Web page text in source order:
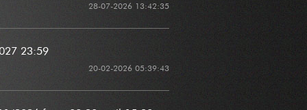
28-07-2026 13:42:35
23:59
20-02-2026 05:39:43
D'Vitesse ass op 70 km/h
limitéiert.
Chantier leeft den Trafic um